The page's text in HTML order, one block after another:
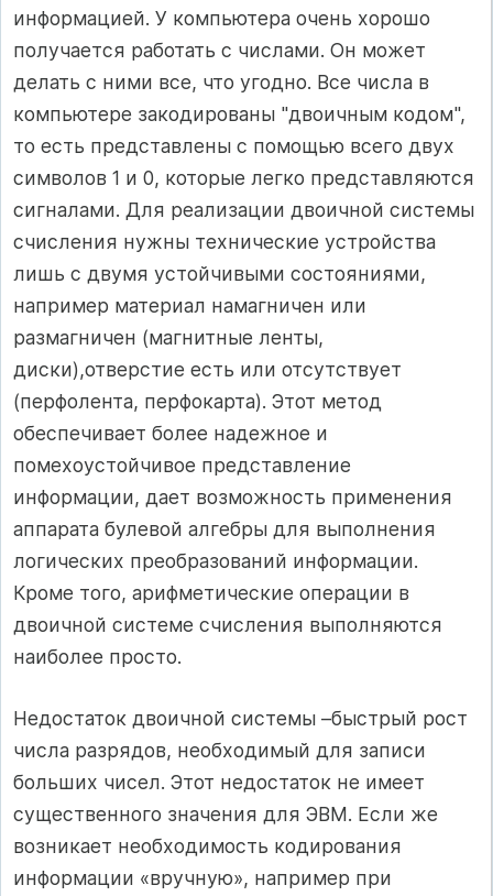
информацией. У компьютера очень хорошо
получается работать с числами. Он может
делать с ними все, что угодно. Все числа в
компьютере закодированы "двоичным кодом",
то есть представлены с помощью всего двух
символов 1 и 0, которые легко представляются
сигналами. Для реализации двоичной системы
счисления нужны технические устройства
лишь с двумя устойчивыми состояниями,
например материал намагничен или
размагничен (магнитные ленты,
диски),отверстие есть или отсутствует
(перфолента, перфокарта). Этот метод
обеспечивает более надежное и
помехоустойчивое представление
информации, дает возможность применения
аппарата булевой алгебры для выполнения
логических преобразований информации.
Кроме того, арифметические операции в
двоичной системе счисления выполняются
наиболее просто.
Недостаток двоичной системы –быстрый рост
числа разрядов, необходимый для записи
больших чисел. Этот недостаток не имеет
существенного значения для ЭВМ. Если же
возникает необходимость кодирования
информации «вручную», например при